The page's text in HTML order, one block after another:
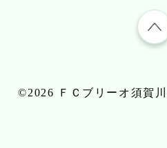
©2026 ＦＣブリーオ須賀川